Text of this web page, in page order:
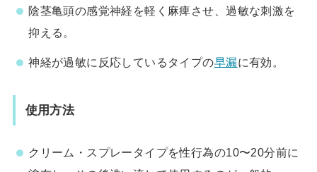
陰茎亀頭の感覚神経を軽く麻痺させ、過敏な刺激を
抑える。
神経が過敏に反応しているタイプの早漏に有効。
使用方法
クリーム・スプレータイプを性行為の10〜20分前に